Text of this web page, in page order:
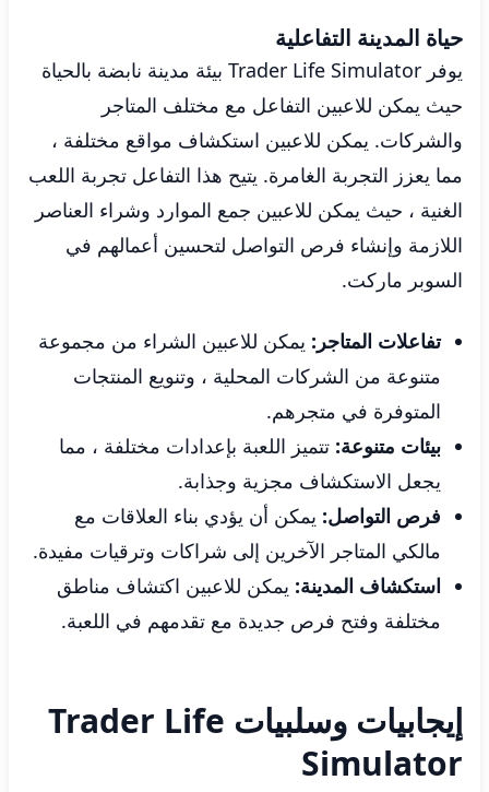
حياة المدينة التفاعلية
يوفر Trader Life Simulator بيئة مدينة نابضة بالحياة
حيث يمكن للاعبين التفاعل مع مختلف المتاجر
والشركات. يمكن للاعبين استكشاف مواقع مختلفة ،
مما يعزز التجربة الغامرة. يتيح هذا التفاعل تجربة اللعب
الغنية ، حيث يمكن للاعبين جمع الموارد وشراء العناصر
اللازمة وإنشاء فرص التواصل لتحسين أعمالهم في
السوبر ماركت.
تفاعلات المتاجر: يمكن للاعبين الشراء من مجموعة
متنوعة من الشركات المحلية ، وتنويع المنتجات
المتوفرة في متجرهم.
بيئات متنوعة: تتميز اللعبة بإعدادات مختلفة ، مما
يجعل الاستكشاف مجزية وجذابة.
فرص التواصل: يمكن أن يؤدي بناء العلاقات مع
مالكي المتاجر الآخرين إلى شراكات وترقيات مفيدة.
استكشاف المدينة: يمكن للاعبين اكتشاف مناطق
مختلفة وفتح فرص جديدة مع تقدمهم في اللعبة.
إيجابيات وسلبيات Trader Life
Simulator